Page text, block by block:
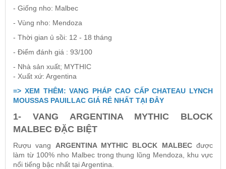
- Giống nho: Malbec
- Vùng nho: Mendoza
- Thời gian ủ sồi: 12 - 18 tháng
- Điểm đánh giá : 93/100
- Nhà sản xuất; MYTHIC
- Xuất xứ: Argentina
=> XEM THÊM: VANG PHÁP CAO CẤP CHATEAU LYNCH
MOUSSAS PAUILLAC GIÁ RẺ NHẤT TẠI ĐÂY
1- VANG ARGENTINA MYTHIC BLOCK
MALBEC ĐẶC BIỆT
Rượu vang ARGENTINA MYTHIC BLOCK MALBECđược
làm từ 100% nho Malbec trong thung lũng Mendoza, khu vực
nổi tiếng bậc nhất tại Argentina.